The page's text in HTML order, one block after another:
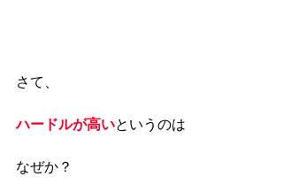
さて、
ハードルが高いというのは
なぜか？